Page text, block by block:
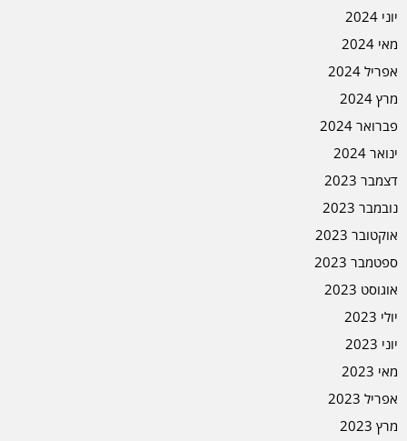
יוני 2024
מאי 2024
אפריל 2024
מרץ 2024
פברואר 2024
ינואר 2024
דצמבר 2023
נובמבר 2023
אוקטובר 2023
ספטמבר 2023
אוגוסט 2023
יולי 2023
יוני 2023
מאי 2023
אפריל 2023
מרץ 2023